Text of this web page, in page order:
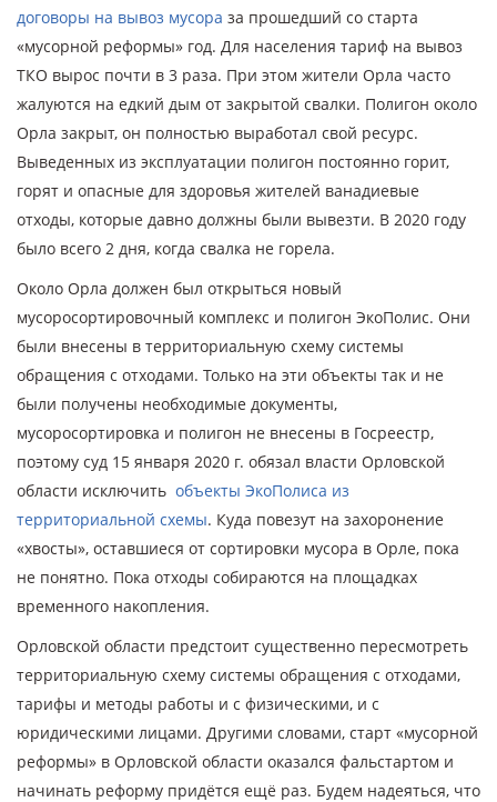
договоры на вывоз мусора за прошедший со старта
«мусорной реформы» год. Для населения тариф на вывоз
ТКО вырос почти в 3 раза. При этом жители Орла часто
жалуются на едкий дым от закрытой свалки. Полигон около
Орла закрыт, он полностью выработал свой ресурс.
Выведенных из эксплуатации полигон постоянно горит,
горят и опасные для здоровья жителей ванадиевые
отходы, которые давно должны были вывезти. В 2020 году
было всего 2 дня, когда свалка не горела.
Около Орла должен был открыться новый
мусоросортировочный комплекс и полигон ЭкоПолис. Они
были внесены в территориальную схему системы
обращения с отходами. Только на эти объекты так и не
были получены необходимые документы,
мусоросортировка и полигон не внесены в Госреестр,
поэтому суд 15 января 2020 г. обязал власти Орловской
области исключить объекты ЭкоПолиса из
территориальной схемы. Куда повезут на захоронение
«хвосты», оставшиеся от сортировки мусора в Орле, пока
не понятно. Пока отходы собираются на площадках
временного накопления.
Орловской области предстоит существенно пересмотреть
территориальную схему системы обращения с отходами,
тарифы и методы работы и с физическими, и с
юридическими лицами. Другими словами, старт «мусорной
реформы» в Орловской области оказался фальстартом и
начинать реформу придётся ещё раз. Будем надеяться, что